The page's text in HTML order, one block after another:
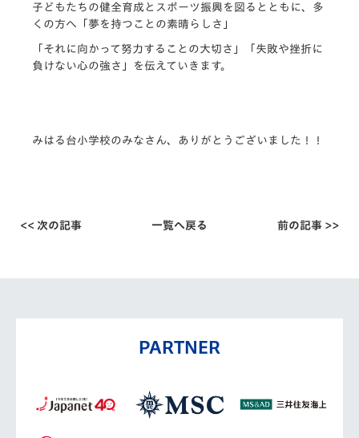
子どもたちの健全育成とスポーツ振興を図るとともに、多
くの方へ「夢を持つことの素晴らしさ」
「それに向かって努力することの大切さ」「失敗や挫折に
負けない心の強さ」を伝えていきます。
みはる台小学校のみなさん、ありがとうございました！！
<< 次の記事 一覧へ戻る 前の記事 >>
PARTNER